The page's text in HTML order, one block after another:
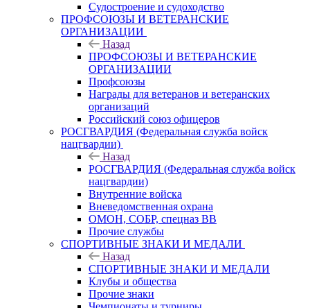
Судостроение и судоходство
ПРОФСОЮЗЫ И ВЕТЕРАНСКИЕ
ОРГАНИЗАЦИИ
Назад
ПРОФСОЮЗЫ И ВЕТЕРАНСКИЕ
ОРГАНИЗАЦИИ
Профсоюзы
Награды для ветеранов и ветеранских
организаций
Российский союз офицеров
РОСГВАРДИЯ (Федеральная служба войск
нацгвардии)
Назад
РОСГВАРДИЯ (Федеральная служба войск
нацгвардии)
Внутренние войска
Вневедомственная охрана
ОМОН, СОБР, спецназ ВВ
Прочие службы
СПОРТИВНЫЕ ЗНАКИ И МЕДАЛИ
Назад
СПОРТИВНЫЕ ЗНАКИ И МЕДАЛИ
Клубы и общества
Прочие знаки